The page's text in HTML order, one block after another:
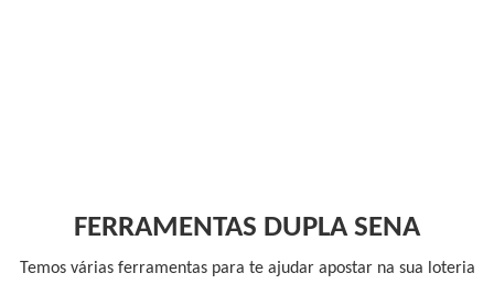
FERRAMENTAS DUPLA SENA
Temos várias ferramentas para te ajudar apostar na sua loteria